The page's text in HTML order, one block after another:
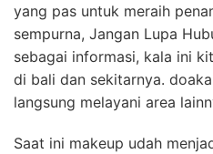
yang pas untuk meraih
sempurna, Jangan Lupa
sebagai informasi, kala ini
di bali dan sekitarnya.
langsung melayani area
Saat ini makeup udah